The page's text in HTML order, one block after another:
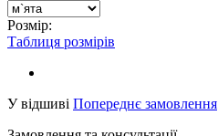
Розмір:
Таблиця розмірів
У відшиві Попереднє замовлення